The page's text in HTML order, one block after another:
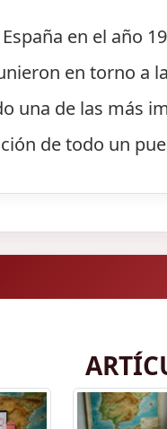
en el año
en torno a
una de las más
de todo un